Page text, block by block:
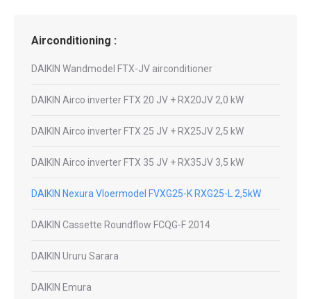
Airconditioning :
DAIKIN Wandmodel FTX-JV airconditioner
DAIKIN Airco inverter FTX 20 JV + RX20JV 2,0 kW
DAIKIN Airco inverter FTX 25 JV + RX25JV 2,5 kW
DAIKIN Airco inverter FTX 35 JV + RX35JV 3,5 kW
DAIKIN Nexura Vloermodel FVXG25-K RXG25-L 2,5kW
DAIKIN Cassette Roundflow FCQG-F 2014
DAIKIN Ururu Sarara
DAIKIN Emura